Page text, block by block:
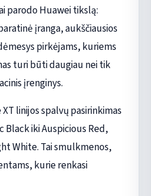
parodo Huawei tikslą:
įranga, aukščiausios
pirkėjams, kuriems
turi būti daugiau nei tik
įrenginys.
linijos spalvų pasirinkimas
Black iki Auspicious Red,
White. Tai smulkmenos,
kurie renkasi